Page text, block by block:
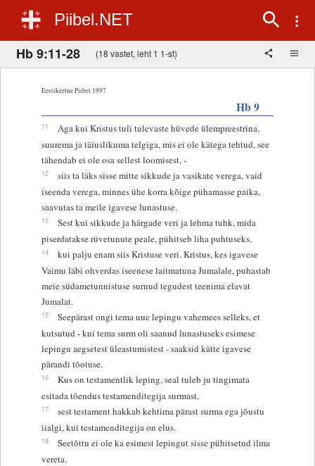
Piibel.NET
Hb 9:11-28 (18 vastet, leht 1 1-st)
Eestikeelne Piibel 1997
Hb 9
11
Aga kui Kristus tuli tulevaste hüvede ülempreestrina,
suurema ja täiuslikuma telgiga, mis ei ole kätega tehtud, see
tähendab ei ole osa sellest loomisest, -
12
siis ta läks sisse mitte sikkude ja vasikate verega, vaid
iseenda verega, minnes ühe korra kõige pühamasse paika,
saavutas ta meile igavese lunastuse.
13
Sest kui sikkude ja härgade veri ja lehma tuhk, mida
piserdatakse rüvetunute peale, pühitseb liha puhtuseks,
14
kui palju enam siis Kristuse veri. Kristus, kes igavese
Vaimu läbi ohverdas iseenese laitmatuna Jumalale, puhastab
meie südametunnistuse surnud tegudest teenima elavat
Jumalat.
15
Seepärast ongi tema uue lepingu vahemees selleks, et
kutsutud - kui tema surm oli saanud lunastuseks esimese
lepingu aegsetest üleastumistest - saaksid kätte igavese
pärandi tõotuse.
16
Kus on testamentlik leping, seal tuleb ju tingimata
esitada tõendus testamenditegija surmast,
17
sest testament hakkab kehtima pärast surma ega jõustu
iialgi, kui testamenditegija on elus.
18
Seetõttu ei ole ka esimest lepingut sisse pühitsetud ilma
vereta.